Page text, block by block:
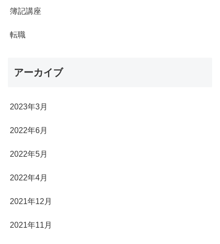
簿記講座
転職
アーカイブ
2023年3月
2022年6月
2022年5月
2022年4月
2021年12月
2021年11月